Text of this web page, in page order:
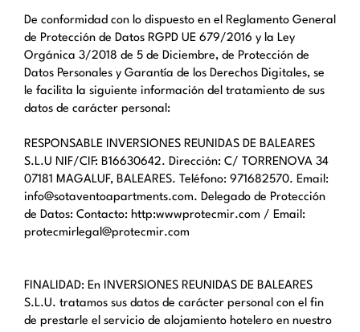
De conformidad con lo dispuesto en el Reglamento General
de Protección de Datos RGPD UE 679/2016 y la Ley
Orgánica 3/2018 de 5 de Diciembre, de Protección de
Datos Personales y Garantía de los Derechos Digitales, se
le facilita la siguiente información del tratamiento de sus
datos de carácter personal:
RESPONSABLE INVERSIONES REUNIDAS DE BALEARES
S.L.U NIF/CIF: B16630642. Dirección: C/ TORRENOVA 34
07181 MAGALUF, BALEARES. Teléfono: 971682570. Email:
info@sotaventoapartments.com. Delegado de Protección
de Datos: Contacto: http:wwwprotecmir.com / Email:
protecmirlegal@protecmir.com
FINALIDAD: En INVERSIONES REUNIDAS DE BALEARES
S.L.U. tratamos sus datos de carácter personal con el fin
de prestarle el servicio de alojamiento hotelero en nuestro